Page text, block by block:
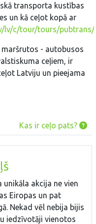
transporta kustības
un kā ceļot kopā ar
lv/c/tour/tours/
- autobusos
ceļiem, ir
Latviju un pieejama
Kas ir ceļo pats?
unikāla akcija ne vien
Eiropas un pat
Nekad vēl nebija bijis
iedzīvotāji vienotos